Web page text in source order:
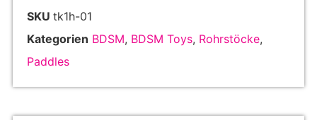
SKU tk1h-01
Kategorien BDSM, BDSM Toys, Rohrstöcke,
Paddles